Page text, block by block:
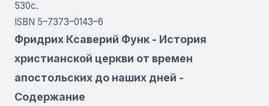
530с.
ISBN 5–7373–0143–6
Фридрих Ксаверий Функ - История
христианской церкви от времен
апостольских до наших дней -
Содержание